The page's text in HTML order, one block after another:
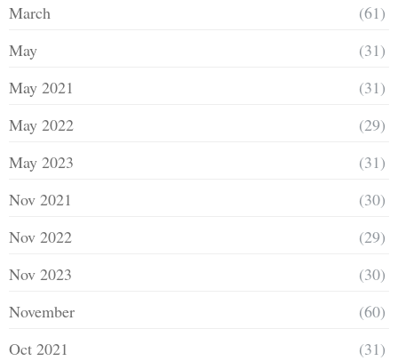
March
(61)
May
(31)
May 2021
(31)
May 2022
(29)
May 2023
(31)
Nov 2021
(30)
Nov 2022
(29)
Nov 2023
(30)
November
(60)
Oct 2021
(31)